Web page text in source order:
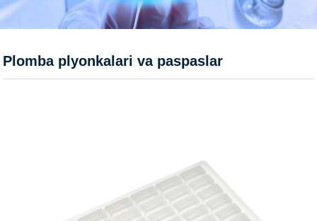
Plomba plyonkalari va paspaslar